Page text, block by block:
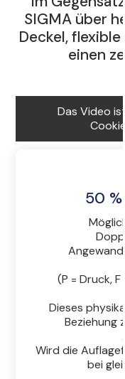
SIGMA über
Deckel, flexible
einen
Das Video
50
(P = Druck,
Dieses
Beziehung
Wird die
bei